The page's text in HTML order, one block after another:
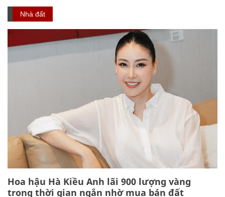
Nhà đất
Hoa hậu Hà Kiều Anh lãi 900 lượng vàng
trong thời gian ngắn nhờ mua bán đất